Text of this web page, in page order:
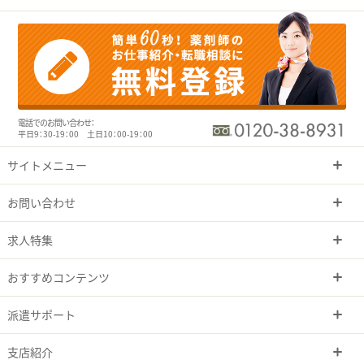
電話でのお問い合わせ：
平日9：30-19：00 土日10：00-19：00
サイトメニュー
お問い合わせ
求人特集
おすすめコンテンツ
派遣サポート
支店紹介